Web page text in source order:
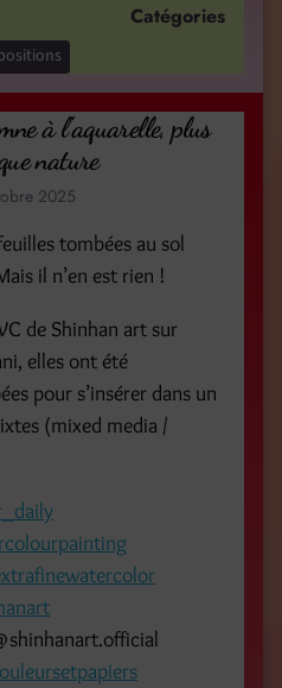
Catégories
à l’aquarelle, plus
nature
2025
tombées au sol
il n’en est rien !
de Shinhan art sur
elles ont été
pour s’insérer dans un
(mixed media /